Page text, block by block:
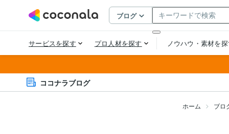
ココナラブログ
ホーム ブロ